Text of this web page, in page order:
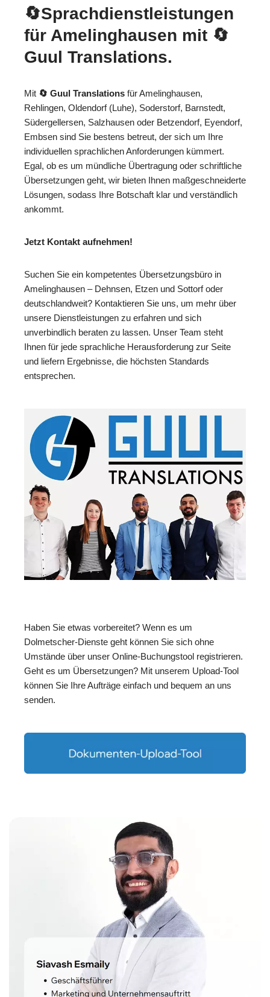
🔄Sprachdienstleistungen
für Amelinghausen mit 🔄
Guul Translations.
Mit 🔄 Guul Translations für Amelinghausen,
Rehlingen, Oldendorf (Luhe), Soderstorf, Barnstedt,
Südergellersen, Salzhausen oder Betzendorf, Eyendorf,
Embsen sind Sie bestens betreut, der sich um Ihre
individuellen sprachlichen Anforderungen kümmert.
Egal, ob es um mündliche Übertragung oder schriftliche
Übersetzungen geht, wir bieten Ihnen maßgeschneiderte
Lösungen, sodass Ihre Botschaft klar und verständlich
ankommt.
Jetzt Kontakt aufnehmen!
Suchen Sie ein kompetentes Übersetzungsbüro in
Amelinghausen – Dehnsen, Etzen und Sottorf oder
deutschlandweit? Kontaktieren Sie uns, um mehr über
unsere Dienstleistungen zu erfahren und sich
unverbindlich beraten zu lassen. Unser Team steht
Ihnen für jede sprachliche Herausforderung zur Seite
und liefern Ergebnisse, die höchsten Standards
entsprechen.
Haben Sie etwas vorbereitet? Wenn es um
Dolmetscher-Dienste geht können Sie sich ohne
Umstände über unser Online-Buchungstool registrieren.
Geht es um Übersetzungen? Mit unserem Upload-Tool
können Sie Ihre Aufträge einfach und bequem an uns
senden.